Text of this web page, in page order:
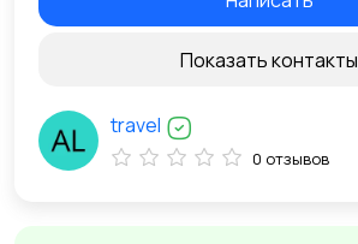
Показать контакты
travel
0 отзывов